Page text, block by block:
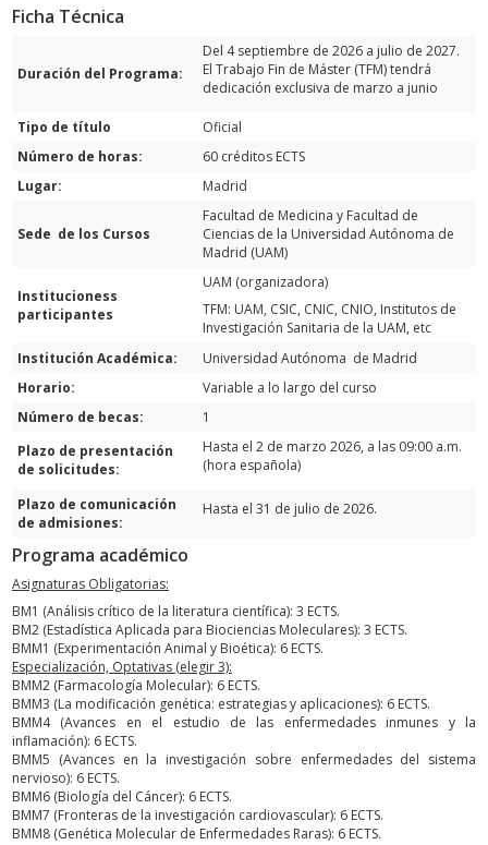
Ficha Técnica
Duración del Programa:
Del 4 septiembre de 2026 a julio de 2027.
El Trabajo Fin de Máster (TFM) tendrá
dedicación exclusiva de marzo a junio
Tipo de título
Oficial
Número de horas:
60 créditos ECTS
Lugar:
Madrid
Sede de los Cursos
Facultad de Medicina y Facultad de
Ciencias de la Universidad Autónoma de
Madrid (UAM)
Institucioness
participantes
UAM (organizadora)
TFM: UAM, CSIC, CNIC, CNIO, Institutos de
Investigación Sanitaria de la UAM, etc
Institución Académica:
Universidad Autónoma de Madrid
Horario:
Variable a lo largo del curso
Número de becas:
1
Plazo de presentación
de solicitudes:
Hasta el 2 de marzo 2026, a las 09:00 a.m.
(hora española)
Plazo de comunicación
de admisiones:
Hasta el 31 de julio de 2026.
Programa académico
Asignaturas Obligatorias:
BM1 (Análisis crítico de la literatura científica): 3 ECTS.
BM2 (Estadística Aplicada para Biociencias Moleculares): 3 ECTS.
BMM1 (Experimentación Animal y Bioética): 6 ECTS.
Especialización, Optativas (elegir 3):
BMM2 (Farmacología Molecular): 6 ECTS.
BMM3 (La modificación genética: estrategias y aplicaciones): 6 ECTS.
BMM4 (Avances en el estudio de las enfermedades inmunes y la
inflamación): 6 ECTS.
BMM5 (Avances en la investigación sobre enfermedades del sistema
nervioso): 6 ECTS.
BMM6 (Biología del Cáncer): 6 ECTS.
BMM7 (Fronteras de la investigación cardiovascular): 6 ECTS.
BMM8 (Genética Molecular de Enfermedades Raras): 6 ECTS.